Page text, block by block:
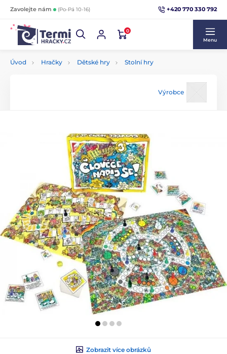
Zavolejte nám (Po-Pá 10-16) +420 770 330 792
0
Menu
Úvod Hračky Dětské hry Stolní hry
Výrobce
Zobrazit více obrázků